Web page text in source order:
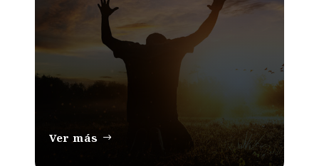
Ver más